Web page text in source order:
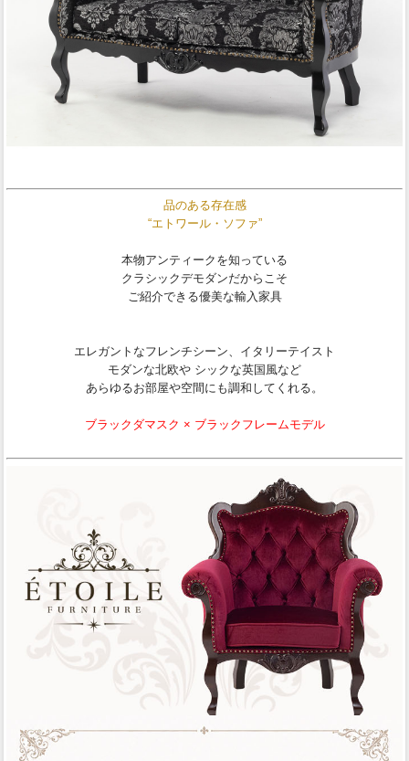
品のある存在感
“エトワール・ソファ”
本物アンティークを知っている
クラシックデモダンだからこそ
ご紹介できる優美な輸入家具
エレガントなフレンチシーン、イタリーテイスト
モダンな北欧や シックな英国風など
あらゆるお部屋や空間にも調和してくれる。
ブラックダマスク × ブラックフレームモデル